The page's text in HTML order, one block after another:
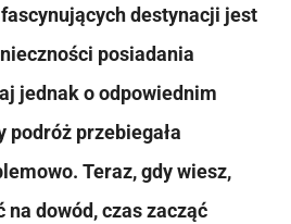
destynacji jest
posiadania
jednak o odpowiednim
podróż przebiegała
Teraz, gdy wiesz,
dowód, czas zacząć